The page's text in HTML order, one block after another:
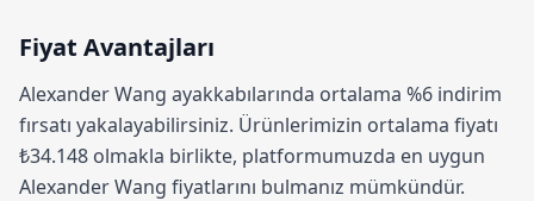
Fiyat Avantajları
Alexander Wang ayakkabılarında ortalama %6 indirim
fırsatı yakalayabilirsiniz. Ürünlerimizin ortalama fiyatı
₺34.148 olmakla birlikte, platformumuzda en uygun
Alexander Wang fiyatlarını bulmanız mümkündür.